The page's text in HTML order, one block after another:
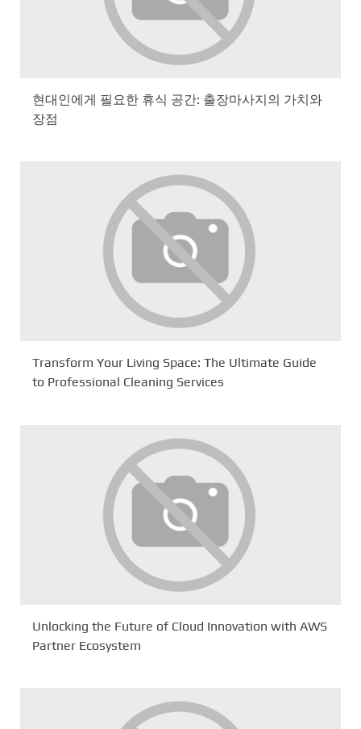
현대인에게 필요한 휴식 공간: 출장마사지의 가치와
장점
Transform Your Living Space: The Ultimate Guide
to Professional Cleaning Services
Unlocking the Future of Cloud Innovation with AWS
Partner Ecosystem